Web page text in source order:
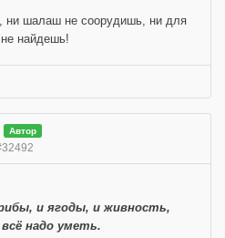
ни шалаш не соорудишь, ни для
не найдешь!
Автор
и ягоды, и живность,
надо уметь.